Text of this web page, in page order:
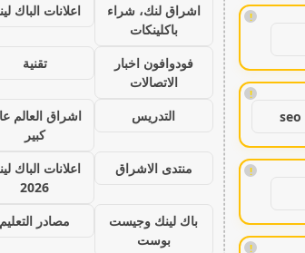
!
!
!
!
اشراق لنك، شراء
باكلينكات
اعلانات الباك
فودوافون اخبار
الاتصالات
تقنية
التدريس
اشراق العالم
كبير
منتدى الاشراق
اعلانات الباك
2026
باك لينك وجيست
بوست
مصادر التعليم